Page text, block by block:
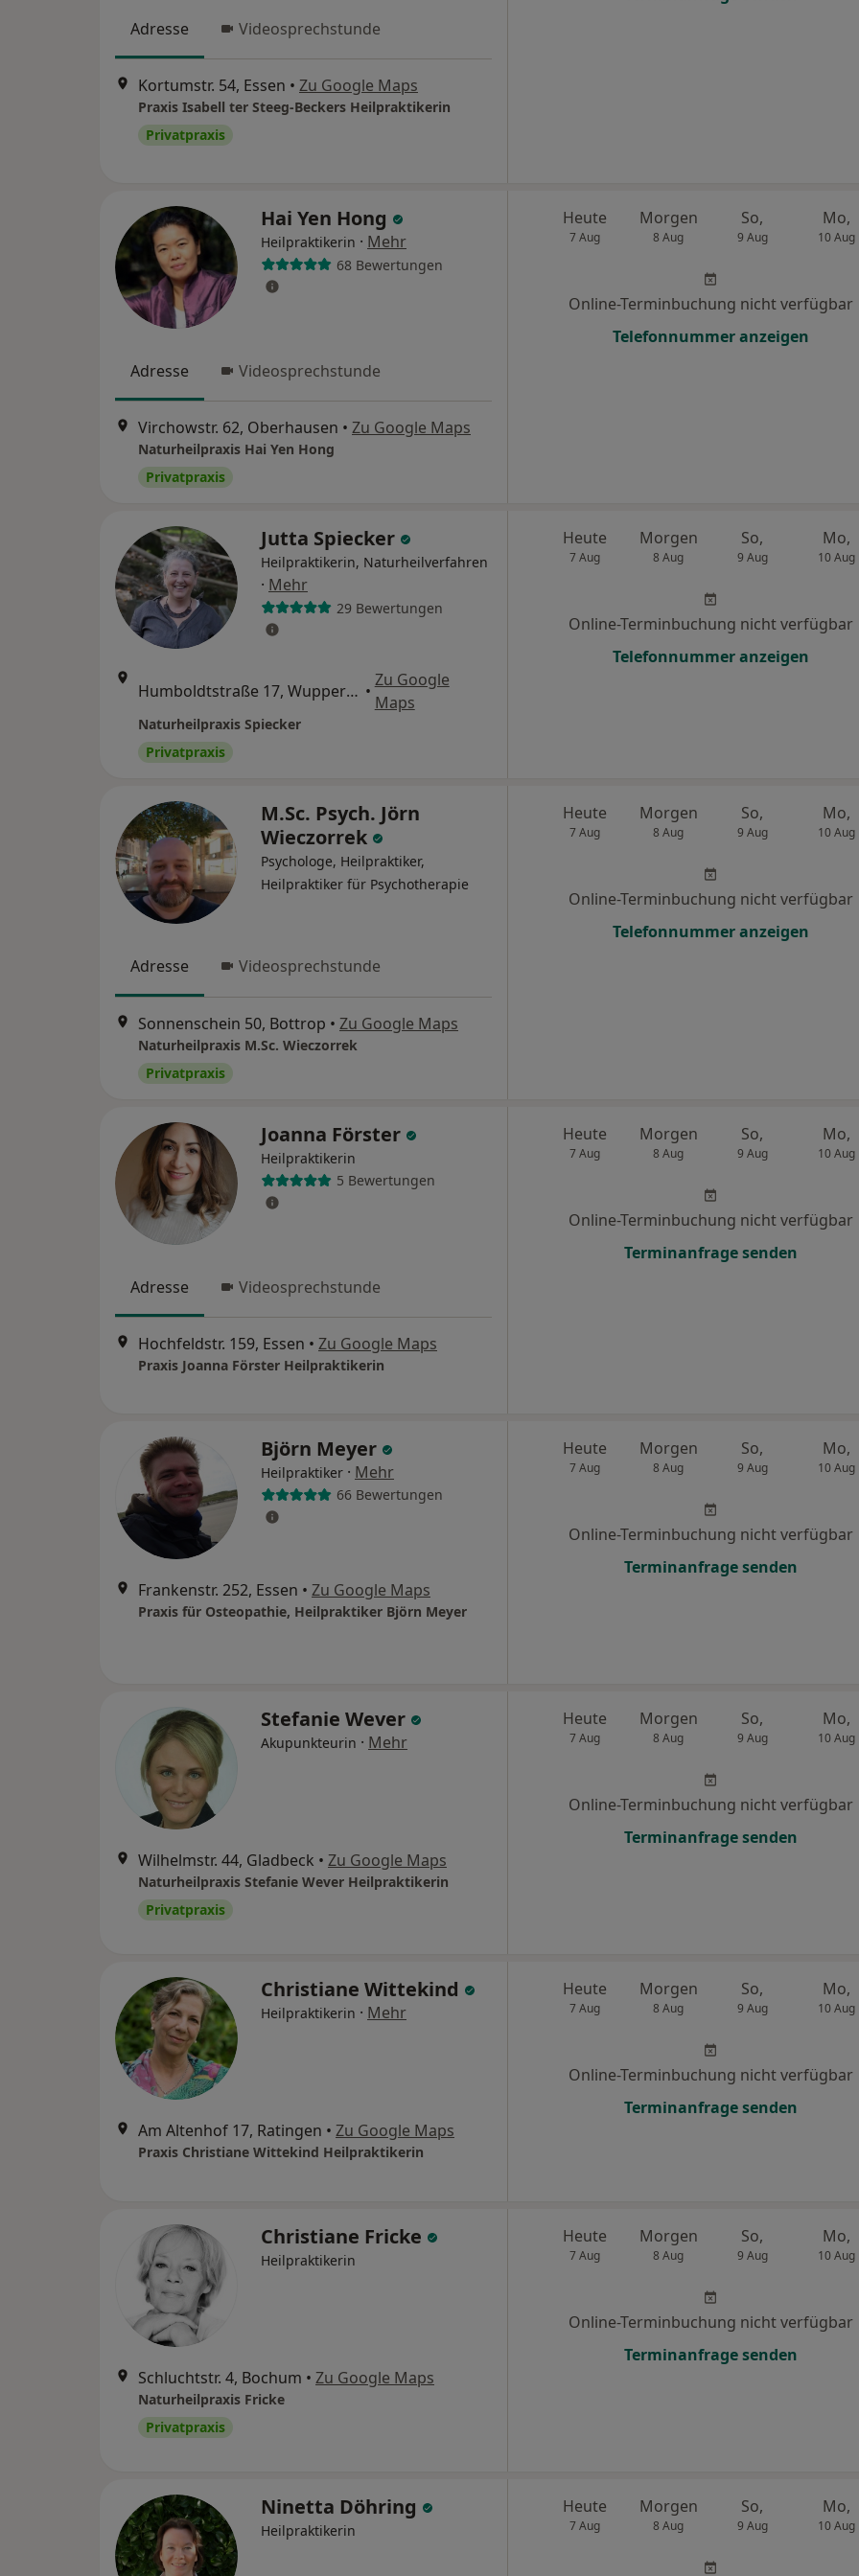
Adresse Videosprechstunde
Kortumstr. 54, Essen • Zu Google Maps
Praxis Isabell ter Steeg-Beckers Heilpraktikerin
Privatpraxis
Hai Yen Hong
Heilpraktikerin · Mehr
68 Bewertungen
Adresse Videosprechstunde
Virchowstr. 62, Oberhausen • Zu Google Maps
Naturheilpraxis Hai Yen Hong
Privatpraxis
Heute
7 Aug
Morgen
8 Aug
So,
9 Aug
Mo,
10 Aug
Online-Terminbuchung nicht verfügbar
Telefonnummer anzeigen
Jutta Spiecker
Heilpraktikerin, Naturheilverfahren
· Mehr
29 Bewertungen
Humboldtstraße 17, Wuppertal •
Zu Google
Maps
Naturheilpraxis Spiecker
Privatpraxis
Heute
7 Aug
Morgen
8 Aug
So,
9 Aug
Mo,
10 Aug
Online-Terminbuchung nicht verfügbar
Telefonnummer anzeigen
M.Sc. Psych. Jörn
Wieczorrek
Psychologe, Heilpraktiker,
Heilpraktiker für Psychotherapie
Adresse Videosprechstunde
Sonnenschein 50, Bottrop • Zu Google Maps
Naturheilpraxis M.Sc. Wieczorrek
Privatpraxis
Heute
7 Aug
Morgen
8 Aug
So,
9 Aug
Mo,
10 Aug
Online-Terminbuchung nicht verfügbar
Telefonnummer anzeigen
Joanna Förster
Heilpraktikerin
5 Bewertungen
Adresse Videosprechstunde
Hochfeldstr. 159, Essen • Zu Google Maps
Praxis Joanna Förster Heilpraktikerin
Heute
7 Aug
Morgen
8 Aug
So,
9 Aug
Mo,
10 Aug
Online-Terminbuchung nicht verfügbar
Terminanfrage senden
Björn Meyer
Heilpraktiker · Mehr
66 Bewertungen
Frankenstr. 252, Essen • Zu Google Maps
Praxis für Osteopathie, Heilpraktiker Björn Meyer
Heute
7 Aug
Morgen
8 Aug
So,
9 Aug
Mo,
10 Aug
Online-Terminbuchung nicht verfügbar
Terminanfrage senden
Stefanie Wever
Akupunkteurin · Mehr
Wilhelmstr. 44, Gladbeck • Zu Google Maps
Naturheilpraxis Stefanie Wever Heilpraktikerin
Privatpraxis
Heute
7 Aug
Morgen
8 Aug
So,
9 Aug
Mo,
10 Aug
Online-Terminbuchung nicht verfügbar
Terminanfrage senden
Christiane Wittekind
Heilpraktikerin · Mehr
Am Altenhof 17, Ratingen • Zu Google Maps
Praxis Christiane Wittekind Heilpraktikerin
Heute
7 Aug
Morgen
8 Aug
So,
9 Aug
Mo,
10 Aug
Online-Terminbuchung nicht verfügbar
Terminanfrage senden
Christiane Fricke
Heilpraktikerin
Schluchtstr. 4, Bochum • Zu Google Maps
Naturheilpraxis Fricke
Privatpraxis
Heute
7 Aug
Morgen
8 Aug
So,
9 Aug
Mo,
10 Aug
Online-Terminbuchung nicht verfügbar
Terminanfrage senden
Ninetta Döhring
Heilpraktikerin
Heute
7 Aug
Morgen
8 Aug
So,
9 Aug
Mo,
10 Aug